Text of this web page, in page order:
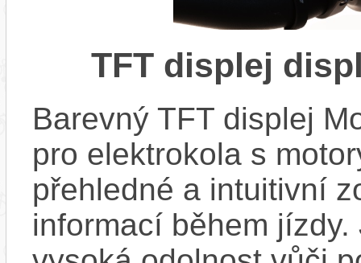
TFT displej
Barevný TFT displej
pro elektrokola s
přehledné a intuitivní
informací během